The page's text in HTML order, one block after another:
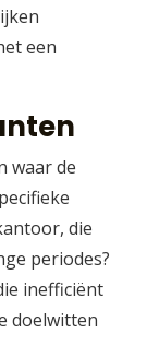
een
waar de
die
periodes?
inefficiënt
doelwitten